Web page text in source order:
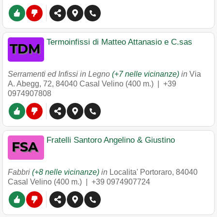
Termoinfissi di Matteo Attanasio e C.sas
Serramenti ed Infissi in Legno (+7 nelle vicinanze) in Via
A. Abegg, 72, 84040 Casal Velino (400 m.) | +39
0974907808
Fratelli Santoro Angelino & Giustino
Fabbri (+8 nelle vicinanze) in Localita' Portoraro, 84040
Casal Velino (400 m.) | +39 0974907724